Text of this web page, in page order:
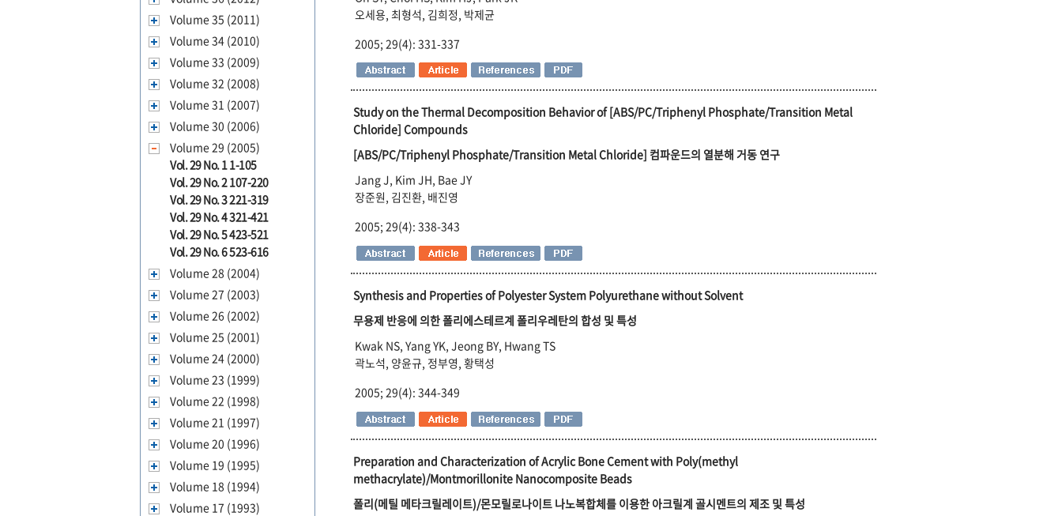
Volume 35 (2011)
Volume 34 (2010)
Volume 33 (2009)
Volume 32 (2008)
Volume 31 (2007)
Volume 30 (2006)
Volume 29 (2005)
Vol. 29 No. 1 1-105
Vol. 29 No. 2 107-220
Vol. 29 No. 3 221-319
Vol. 29 No. 4 321-421
Vol. 29 No. 5 423-521
Vol. 29 No. 6 523-616
Volume 28 (2004)
Volume 27 (2003)
Volume 26 (2002)
Volume 25 (2001)
Volume 24 (2000)
Volume 23 (1999)
Volume 22 (1998)
Volume 21 (1997)
Volume 20 (1996)
Volume 19 (1995)
Volume 18 (1994)
Volume 17 (1993)
오세용, 최형석, 김희정, 박제균
2005; 29(4): 331-337
Study on the Thermal Decomposition Behavior of [ABS/PC/Triphenyl Phosphate/Transition Metal
Chloride] Compounds
[ABS/PC/Triphenyl Phosphate/Transition Metal Chloride] 컴파운드의 열분해 거동 연구
Jang J, Kim JH, Bae JY
장준원, 김진환, 배진영
2005; 29(4): 338-343
Synthesis and Properties of Polyester System Polyurethane without Solvent
무용제 반응에 의한 폴리에스테르계 폴리우레탄의 합성 및 특성
Kwak NS, Yang YK, Jeong BY, Hwang TS
곽노석, 양윤규, 정부영, 황택성
2005; 29(4): 344-349
Preparation and Characterization of Acrylic Bone Cement with Poly(methyl
methacrylate)/Montmorillonite Nanocomposite Beads
폴리(메틸 메타크릴레이트)/몬모릴로나이트 나노복합체를 이용한 아크릴계 골시멘트의 제조 및 특성